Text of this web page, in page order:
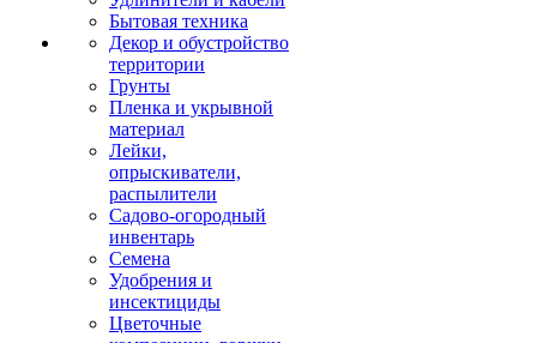
Бытовая техника
Декор и обустройство
территории
Грунты
Пленка и укрывной
материал
Лейки,
опрыскиватели,
распылители
Садово-огородный
инвентарь
Семена
Удобрения и
инсектициды
Цветочные